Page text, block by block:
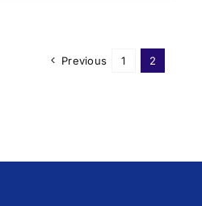
Previous 1 2